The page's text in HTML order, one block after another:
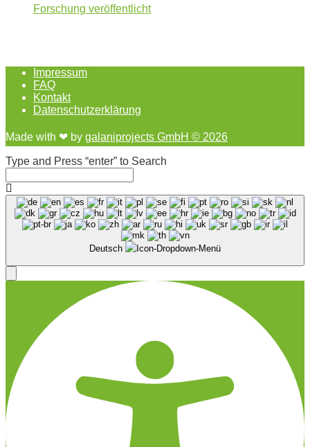
Forschung veröffentlicht
Impressum
FAQ
Kontakt
Datenschutzerklärung
Made with ❤︎ by galaniprojects GmbH © 2026
Type and Press “enter” to Search
Deutsch